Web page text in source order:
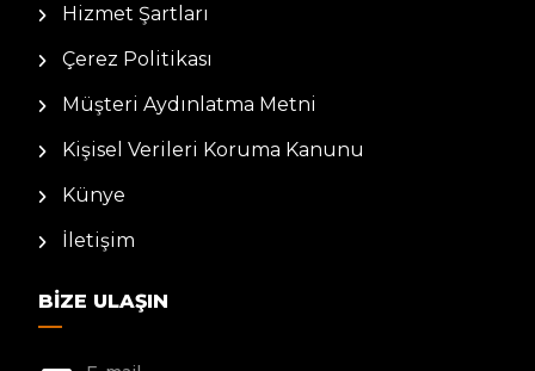
Hizmet Şartları
Çerez Politikası
Müşteri Aydınlatma Metni
Kişisel Verileri Koruma Kanunu
Künye
İletişim
BIZE ULAŞIN